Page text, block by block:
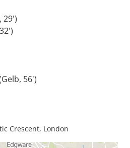
29')
56')
Crescent, London